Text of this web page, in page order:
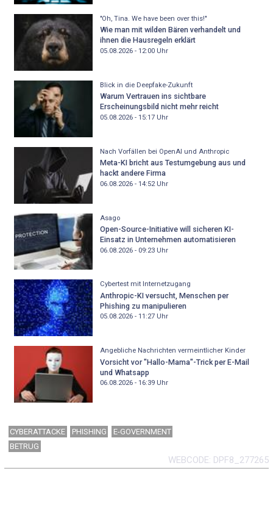
"Oh, Tina. We have been over this!"
Wie man mit wilden Bären verhandelt und
ihnen die Hausregeln erklärt
05.08.2026 - 12:00Uhr
Blick in die Deepfake-Zukunft
Warum Vertrauen ins sichtbare
Erscheinungsbild nicht mehr reicht
05.08.2026 - 15:17Uhr
Nach Vorfällen bei OpenAI und Anthropic
Meta-KI bricht aus Testumgebung aus und
hackt andere Firma
06.08.2026 - 14:52Uhr
Asago
Open-Source-Initiative will sicheren KI-
Einsatz in Unternehmen automatisieren
06.08.2026 - 09:23Uhr
Cybertest mit Internetzugang
Anthropic-KI versucht, Menschen per
Phishing zu manipulieren
05.08.2026 - 11:27Uhr
Angebliche Nachrichten vermeintlicher Kinder
Vorsicht vor "Hallo-Mama"-Trick per E-Mail
und Whatsapp
06.08.2026 - 16:39Uhr
CYBERATTACKE PHISHING
E-GOVERNMENT
BETRUG
WEBCODE DPF8_277265